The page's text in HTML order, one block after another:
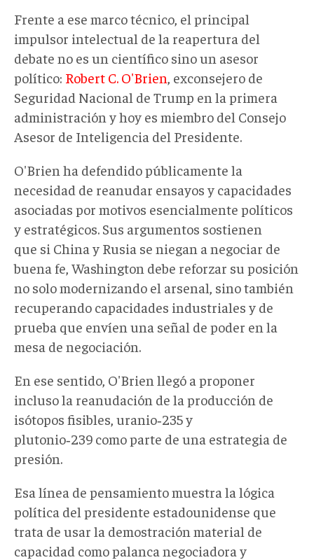
Frente a ese marco técnico, el principal
impulsor intelectual de la reapertura del
debate no es un científico sino un asesor
político: Robert C. O'Brien , exconsejero de
Seguridad Nacional de Trump en la primera
administración y hoy es miembro del Consejo
Asesor de Inteligencia del Presidente.
O'Brien ha defendido públicamente la
necesidad de reanudar ensayos y capacidades
asociadas por motivos esencialmente políticos
y estratégicos. Sus argumentos sostienen
que si China y Rusia se niegan a negociar de
buena fe, Washington debe reforzar su posición
no solo modernizando el arsenal, sino también
recuperando capacidades industriales y de
prueba que envíen una señal de poder en la
mesa de negociación.
En ese sentido, O'Brien llegó a proponer
incluso la reanudación de la producción de
isótopos fisibles uranio‑235 y
plutonio‑239 como parte de una estrategia de
presión.
Esa línea de pensamientomuestra la lógica
política del presidente estadounidense que
trata de usar la demostración material de
capacidad como palanca negociadora y